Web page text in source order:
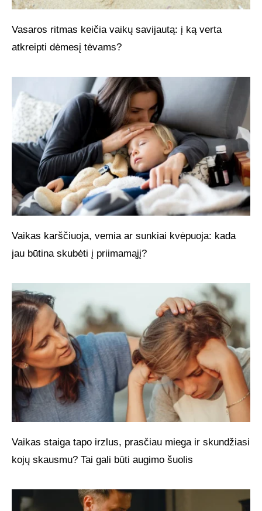
Vasaros ritmas keičia vaikų savijautą: į ką verta
atkreipti dėmesį tėvams?
Vaikas karščiuoja, vemia ar sunkiai kvėpuoja: kada
jau būtina skubėti į priimamąjį?
Vaikas staiga tapo irzlus, prasčiau miega ir skundžiasi
kojų skausmu? Tai gali būti augimo šuolis